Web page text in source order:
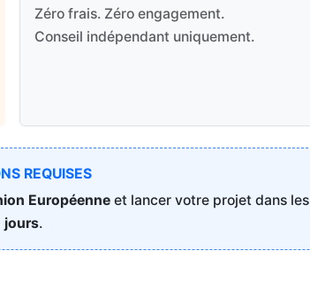
Zéro frais. Zéro engagement.
Conseil indépendant uniquement.
REQUISES
Européenneet lancer votre projet dans les
jours.